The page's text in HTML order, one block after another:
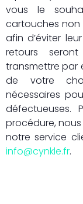
vous le
cartouches non
afin d’éviter
retours
transmettre par
de votre
nécessaires
défectueuses.
procédure,
notre service
info@cynkle.fr.